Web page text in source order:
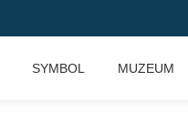
SYMBOL MUZEUM